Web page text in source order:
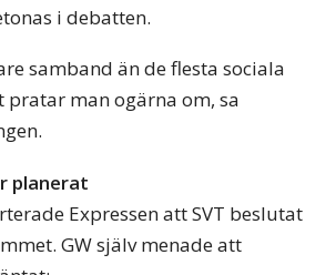
i debatten.
samband än de flesta sociala
pratar man ogärna om, sa
planerat
Expressen att SVT beslutat
GW själv menade att